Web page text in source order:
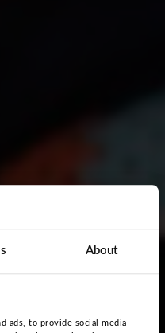
About
ads, to provide social media